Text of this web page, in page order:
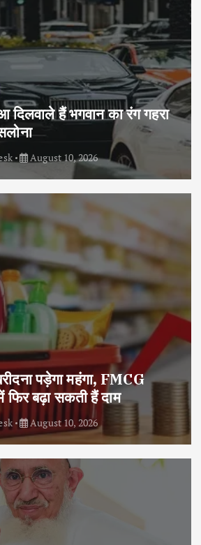
दिलवाले हैं भगवान का रंग गहरा
August 10, 2026
पड़ेगा महंगा, FMCG
फिर बढ़ा सकती हैं दाम
August 10, 2026